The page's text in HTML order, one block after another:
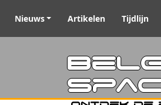
Nieuws Artikelen Tijdlijn